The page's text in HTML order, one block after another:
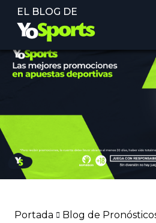
EL BLOG DE
Portada
Blog de